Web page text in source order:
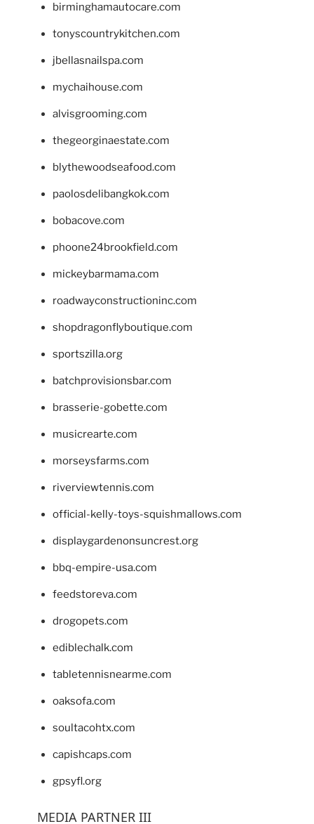
birminghamautocare.com
tonyscountrykitchen.com
jbellasnailspa.com
mychaihouse.com
alvisgrooming.com
thegeorginaestate.com
blythewoodseafood.com
paolosdelibangkok.com
bobacove.com
phoone24brookfield.com
mickeybarmama.com
roadwayconstructioninc.com
shopdragonflyboutique.com
sportszilla.org
batchprovisionsbar.com
brasserie-gobette.com
musicrearte.com
morseysfarms.com
riverviewtennis.com
official-kelly-toys-squishmallows.com
displaygardenonsuncrest.org
bbq-empire-usa.com
feedstoreva.com
drogopets.com
ediblechalk.com
tabletennisnearme.com
oaksofa.com
soultacohtx.com
capishcaps.com
gpsyfl.org
MEDIA PARTNER III